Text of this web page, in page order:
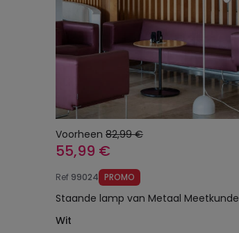
Voorheen 82,99 €
55,99 €
Ref 99024 PROMO
Staande lamp van Metaal Meetkunde
Wit